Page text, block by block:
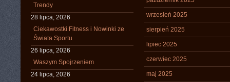
Trendy
28 lipca, 2026
Ciekawostki Fitness i Nowinki ze
Świata Sportu
26 lipca, 2026
Waszym Spojrzeniem
24 lipca, 2026
wrzesień 2025
sierpień 2025
lipiec 2025
czerwiec 2025
maj 2025